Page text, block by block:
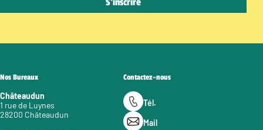
Nos Bureaux
Châteaudun
1 rue de Luynes
28200 Châteaudun
Contactez-nous
Tél.
Mail